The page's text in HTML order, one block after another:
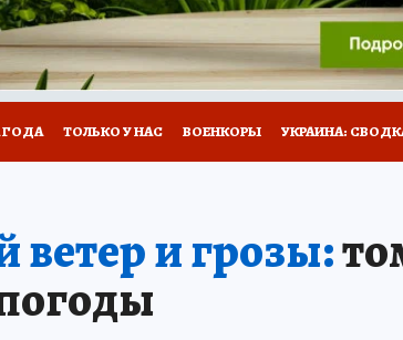
ГОДА ТОЛЬКО У НАС ВОЕНКОРЫ УКРАИНА:
и грозы: